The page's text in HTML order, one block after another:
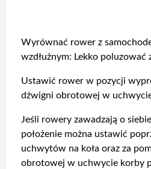
Wyrównać rower z
wzdłużnym: Lekko poluzować
Ustawić rower w pozycji
dźwigni obrotowej w
Jeśli rowery zawadzają o
położenie można ustawić
uchwytów na koła oraz za
obrotowej w uchwycie korby